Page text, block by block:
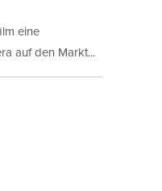
eine
auf den Markt...